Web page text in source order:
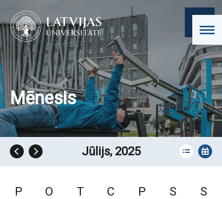
Mēnesis
Jūlijs, 2025
P O T C P S
S